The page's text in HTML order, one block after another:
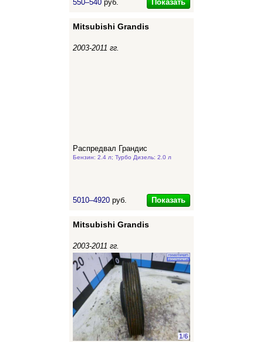
550–540 руб. Показать
Mitsubishi Grandis
2003-2011 гг.
Распредвал Грандис
Бензин: 2.4 л; Турбо Дизель: 2.0 л
5010–4920 руб. Показать
Mitsubishi Grandis
2003-2011 гг.
1/6